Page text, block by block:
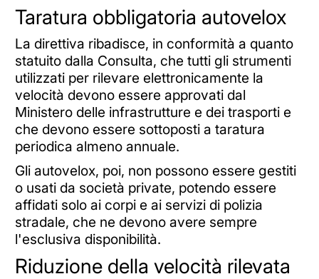
Taratura obbligatoria autovelox
La direttiva ribadisce, in conformità a quanto
statuito dalla Consulta, che tutti gli strumenti
utilizzati per rilevare elettronicamente la
velocità devono essere approvati dal
Ministero delle infrastrutture e dei trasporti e
che devono essere sottoposti a taratura
periodica almeno annuale.
Gli autovelox, poi, non possono essere gestiti
o usati da società private, potendo essere
affidati solo ai corpi e ai servizi di polizia
stradale, che ne devono avere sempre
l'esclusiva disponibilità.
Riduzione della velocità rilevata